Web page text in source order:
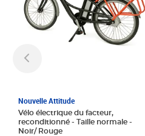
Nouvelle Attitude
Vélo électrique du facteur,
reconditionné - Taille normale -
Noir/ Rouge